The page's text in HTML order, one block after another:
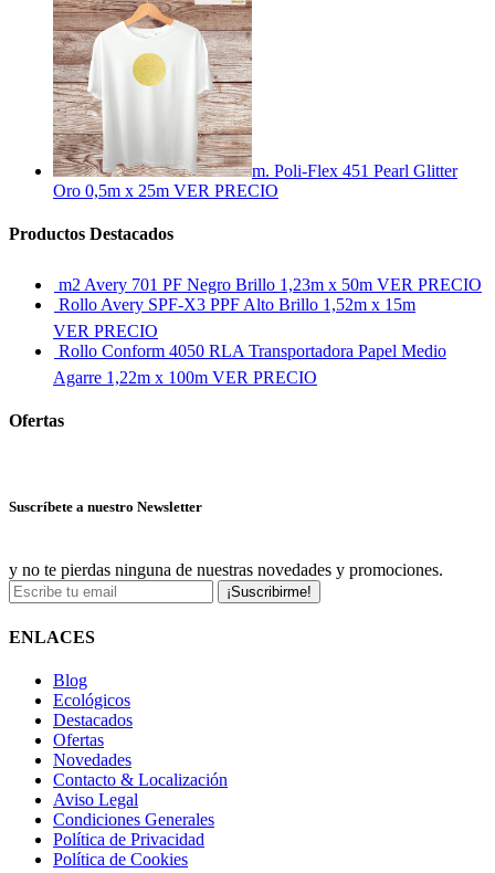
m. Poli-Flex 451 Pearl Glitter
Oro 0,5m x 25m VER PRECIO
Productos Destacados
m2 Avery 701 PF Negro Brillo 1,23m x 50m VER PRECIO
Rollo Avery SPF-X3 PPF Alto Brillo 1,52m x 15m
VER PRECIO
Rollo Conform 4050 RLA Transportadora Papel Medio
Agarre 1,22m x 100m VER PRECIO
Ofertas
Suscríbete a nuestro Newsletter
y no te pierdas ninguna de nuestras novedades y promociones.
¡Suscribirme!
ENLACES
Blog
Ecológicos
Destacados
Ofertas
Novedades
Contacto & Localización
Aviso Legal
Condiciones Generales
Política de Privacidad
Política de Cookies